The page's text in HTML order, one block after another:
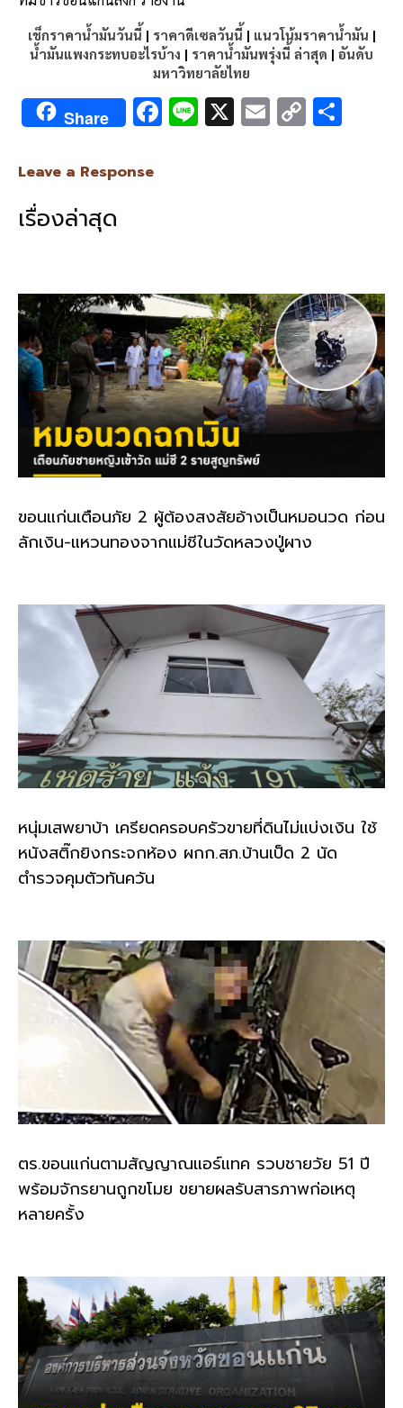
เช็กราคาน้ำมันวันนี้ | ราคาดีเซลวันนี้ | แนวโน้มราคาน้ำมัน |
น้ำมันแพงกระทบอะไรบ้าง | ราคาน้ำมันพรุ่งนี้ ล่าสุด | อันดับ
มหาวิทยาลัยไทย
Share F
k
Li X E C
Leave a Response
เรื่องล่าสุด
ขอนแก่นเตือนภัย 2 ผู้ต้องสงสัยอ้างเป็นหมอนวด ก่อน
ลักเงิน-แหวนทองจากแม่ชีในวัดหลวงปู่ผาง
หนุ่มเสพยาบ้า เครียดครอบครัวขายที่ดินไม่แบ่งเงิน ใช้
หนังสติ๊กยิงกระจกห้อง ผกก.สภ.บ้านเป็ด 2 นัด
ตำรวจคุมตัวทันควัน
ตร.ขอนแก่นตามสัญญาณแอร์แทค รวบชายวัย 51 ปี
พร้อมจักรยานถูกขโมย ขยายผลรับสารภาพก่อเหตุ
หลายครั้ง